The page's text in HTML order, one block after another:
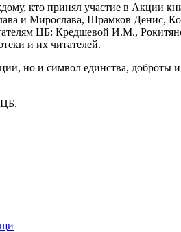
кто принял участие в Акции
и Мирослава, Шрамков Денис,
ЦБ: Кредшевой И.М.,
и их читателей.
но и символ единства,
ЦБ.